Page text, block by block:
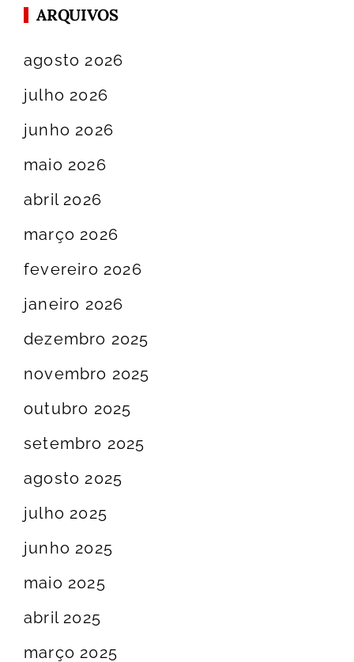
ARQUIVOS
agosto 2026
julho 2026
junho 2026
maio 2026
abril 2026
março 2026
fevereiro 2026
janeiro 2026
dezembro 2025
novembro 2025
outubro 2025
setembro 2025
agosto 2025
julho 2025
junho 2025
maio 2025
abril 2025
março 2025